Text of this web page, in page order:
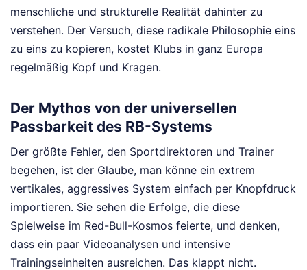
menschliche und strukturelle Realität dahinter zu
verstehen. Der Versuch, diese radikale Philosophie eins
zu eins zu kopieren, kostet Klubs in ganz Europa
regelmäßig Kopf und Kragen.
Der Mythos von der universellen
Passbarkeit des RB-Systems
Der größte Fehler, den Sportdirektoren und Trainer
begehen, ist der Glaube, man könne ein extrem
vertikales, aggressives System einfach per Knopfdruck
importieren. Sie sehen die Erfolge, die diese
Spielweise im Red-Bull-Kosmos feierte, und denken,
dass ein paar Videoanalysen und intensive
Trainingseinheiten ausreichen. Das klappt nicht.